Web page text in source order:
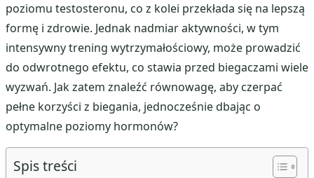
poziomu testosteronu, co z kolei przekłada się na lepszą
formę i zdrowie. Jednak nadmiar aktywności, w tym
intensywny trening wytrzymałościowy, może prowadzić
do odwrotnego efektu, co stawia przed biegaczami wiele
wyzwań. Jak zatem znaleźć równowagę, aby czerpać
pełne korzyści z biegania, jednocześnie dbając o
optymalne poziomy hormonów?
Spis treści